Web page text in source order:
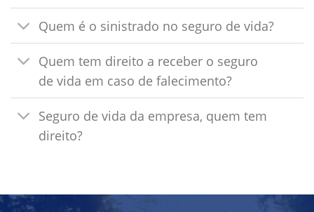
Quem é o sinistrado no seguro de vida?
Quem tem direito a receber o seguro
de vida em caso de falecimento?
Seguro de vida da empresa, quem tem
direito?